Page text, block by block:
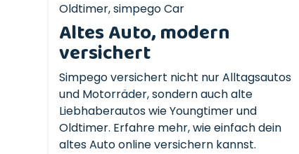
Oldtimer,simpego Car
Altes Auto, modern
versichert
Simpego versichert nicht nur Alltagsautos
und Motorräder, sondern auch alte
Liebhaberautos wie Youngtimer und
Oldtimer. Erfahre mehr, wie einfach dein
altes Auto online versichern kannst.